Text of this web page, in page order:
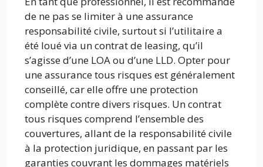
de ne pas se limiter à une assurance
responsabilité civile, surtout si l’utilitaire a
été loué via un contrat de leasing, qu’il
s’agisse d’une LOA ou d’une LLD. Opter pour
une assurance tous risques est généralement
conseillé, car elle offre une protection
complète contre divers risques. Un contrat
tous risques comprend l’ensemble des
couvertures, allant de la responsabilité civile
à la protection juridique, en passant par les
garanties couvrant les dommages matériels